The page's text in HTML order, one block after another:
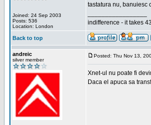
Joined: 24 Sep 2003
Posts: 536
Location: London
tastatura nu, banuiesc
indifference - it takes
Back to top
andreic
silver member
Posted: Thu Nov 13,
Xnet-ul nu poate fi
Daca el apuca sa